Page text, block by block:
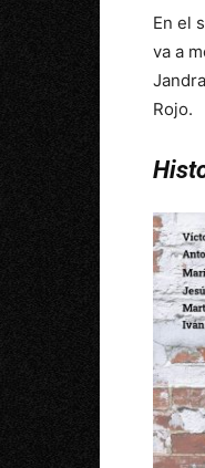
En el
va a
Rojo.